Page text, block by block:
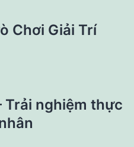
Chơi Giải Trí
Trải nghiệm thực